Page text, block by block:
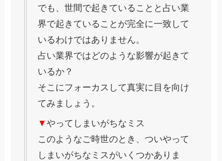
でも、世間で起きていることと占い業
界で起きていることが完全に一致して
いるわけではありません。
占い業界ではどのような影響が起きて
いるか？
そこにフォーカスして真実に目を向け
てみましょう。
▼やってしまいがちなミス
このようなご時世のとき、ついやって
しまいがちなミスがいくつかありま